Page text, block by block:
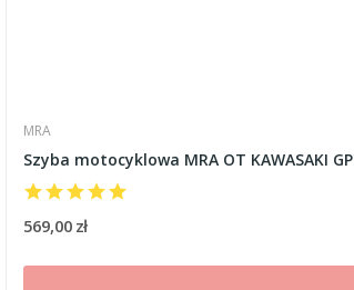
MRA
Szyba motocyklowa MRA OT KAWASAKI
569,00 zł